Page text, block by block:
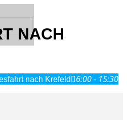
NACH
nach Krefeld 6:00 - 15:30